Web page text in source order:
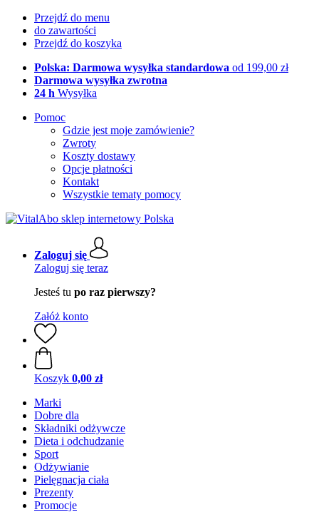
Przejdź do menu
do zawartości
Przejdź do koszyka
Polska: Darmowa wysyłka standardowa od 199,00 zł
Darmowa wysyłka zwrotna
24 h Wysyłka
Pomoc
Gdzie jest moje zamówienie?
Zwroty
Koszty dostawy
Opcje płatności
Kontakt
Wszystkie tematy pomocy
Zaloguj się
Zaloguj się teraz
Jesteś tu po raz pierwszy?
Załóż konto
Koszyk 0,00 zł
Marki
Dobre dla
Składniki odżywcze
Dieta i odchudzanie
Sport
Odżywianie
Pielęgnacja ciała
Prezenty
Promocje